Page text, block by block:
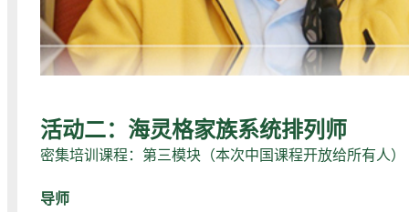
活动二：海灵格家族系统排列师
密集培训课程：第三模块（本次中国课程开放给所有人）
导师